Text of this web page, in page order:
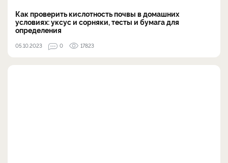
Как проверить кислотность почвы в домашних
условиях: уксус и сорняки, тесты и бумага для
определения
05.10.2023 0 17823